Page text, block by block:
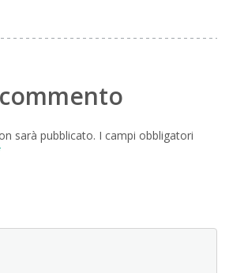
sarà pubblicato. I campi obbligatori